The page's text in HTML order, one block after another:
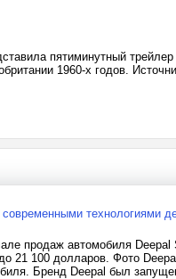
пятиминутный
1960-х годов.
технологиями
продаж автомобиля Deepal
21 100 долларов. Фото
Бренд Deepal был